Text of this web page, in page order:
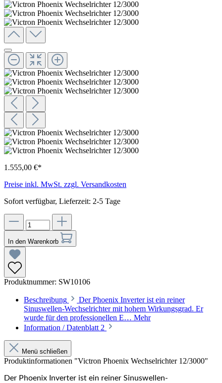
1.555,00 €*
Preise inkl. MwSt. zzgl. Versandkosten
Sofort verfügbar, Lieferzeit: 2-5 Tage
In den Warenkorb
Produktnummer: SW10106
Beschreibung
Der Phoenix Inverter ist ein reiner
Sinuswellen-Wechselrichter mit hohem Wirkungsgrad. Er
wurde für den professionellen E… Mehr
Information / Datenblatt 2
Menü schließen
Produktinformationen "Victron Phoenix Wechselrichter 12/3000"
Der Phoenix Inverter ist ein reiner Sinuswellen-